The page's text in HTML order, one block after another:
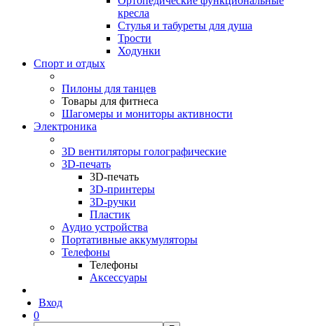
кресла
Стулья и табуреты для душа
Трости
Ходунки
Спорт и отдых
Пилоны для танцев
Товары для фитнеса
Шагомеры и мониторы активности
Электроника
3D вентиляторы голографические
3D-печать
3D-печать
3D-принтеры
3D-ручки
Пластик
Аудио устройства
Портативные аккумуляторы
Телефоны
Телефоны
Аксессуары
Вход
0